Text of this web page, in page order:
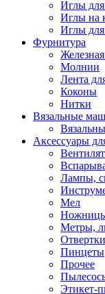
Иглы
Иглы на
Иглы
Фурнитура
Молнии
Лента
Коконы
Нитки
Вязальные
Аксессуары
Лампы,
Мел
Метры,
Отвертки
Пинцеты
Прочее
Этикет-